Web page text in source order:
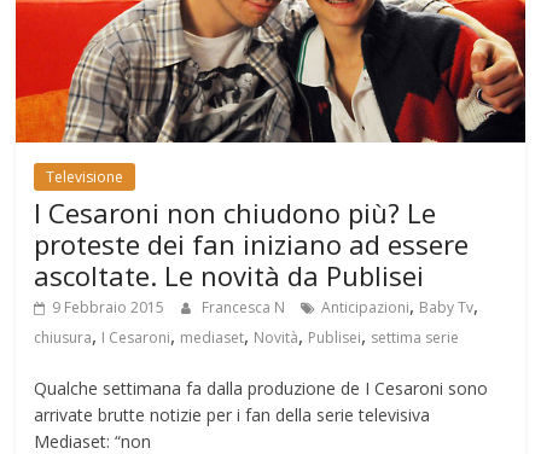
Televisione
I Cesaroni non chiudono più? Le
proteste dei fan iniziano ad essere
ascoltate. Le novità da Publisei
9 Febbraio 2015 Francesca N Anticipazioni, Baby Tv,
chiusura, I Cesaroni, mediaset, Novità, Publisei, settima serie
Qualche settimana fa dalla produzione de I Cesaroni sono
arrivate brutte notizie per i fan della serie televisiva
Mediaset: “non